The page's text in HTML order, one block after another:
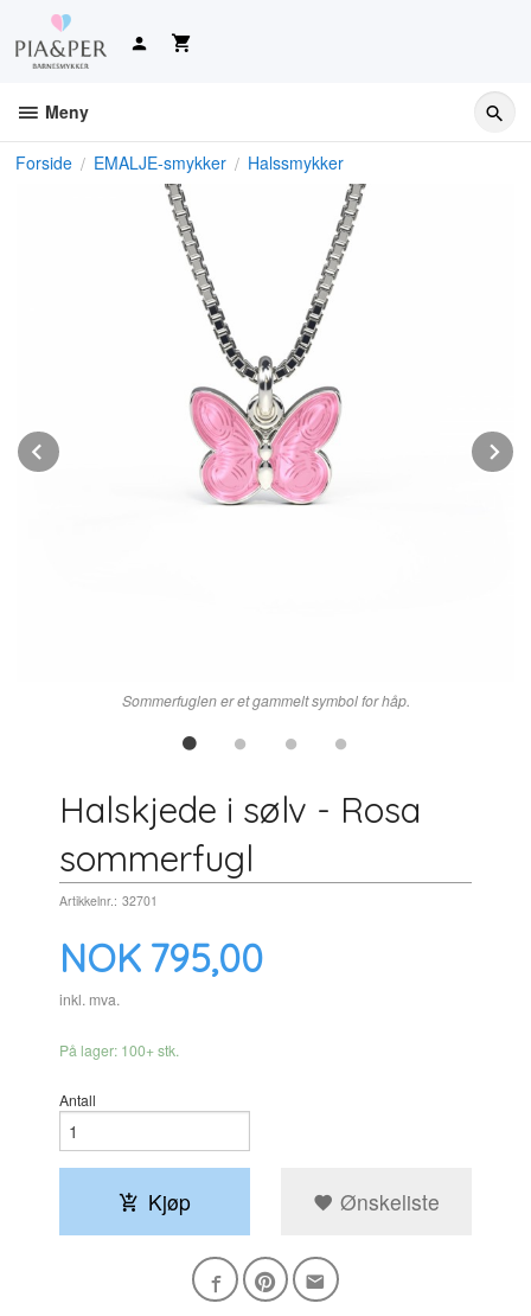
innholdet
Meny
Forside EMALJE-smykker Halssmykker
Sommerfuglen er et gammelt symbol for håp.
Prev
Halskjede i sølv - Rosa
sommerfugl
Artikkelnr.: 32701
Pris
NOK 795,00
inkl. mva.
På lager: 100+ stk.
Antall
Kjøp Ønskeliste